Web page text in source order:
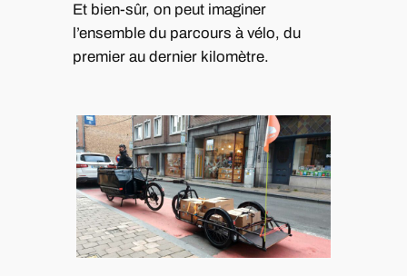
Et bien-sûr, on peut imaginer
l’ensemble du parcours à vélo, du
premier au dernier kilomètre.